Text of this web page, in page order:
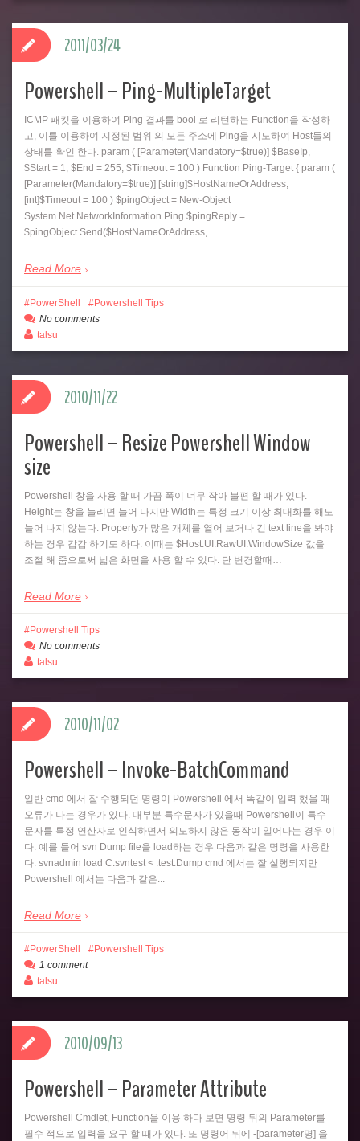
Powershell – Ping-MultipleTarget
ICMP 패킷을 이용하여 Ping 결과를 bool 로 리턴하는 Function을 작성하
고, 이를 이용하여 지정된 범위 의 모든 주소에 Ping을 시도하여 Host들의
상태를 확인 한다. param ( [Parameter(Mandatory=$true)] $BaseIp,
$Start = 1, $End = 255, $Timeout = 100 ) Function Ping-Target { param (
[Parameter(Mandatory=$true)] [string]$HostNameOrAddress,
[int]$Timeout = 100 ) $pingObject = New-Object
System.Net.NetworkInformation.Ping $pingReply =
$pingObject.Send($HostNameOrAddress,…
Read More
2011/03/24
PowerShell
Powershell Tips
No comments
talsu
Powershell – Resize Powershell Window
size
Powershell 창을 사용 할 때 가끔 폭이 너무 작아 불편 할 때가 있다.
Height는 창을 늘리면 늘어 나지만 Width는 특정 크기 이상 최대화를 해도
늘어 나지 않는다. Property가 많은 개체를 열어 보거나 긴 text line을 봐야
하는 경우 갑갑 하기도 하다. 이때는 $Host.UI.RawUI.WindowSize 값을
조절 해 줌으로써 넓은 화면을 사용 할 수 있다. 단 변경할때…
Read More
2010/11/22
Powershell Tips
No comments
talsu
Powershell – Invoke-BatchCommand
일반 cmd 에서 잘 수행되던 명령이 Powershell 에서 똑같이 입력 했을 때
오류가 나는 경우가 있다. 대부분 특수문자가 있을때 Powershell이 특수
문자를 특정 연산자로 인식하면서 의도하지 않은 동작이 일어나는 경우 이
다. 예를 들어 svn Dump file을 load하는 경우 다음과 같은 명령을 사용한
다. svnadmin load C:svntest < .test.Dump cmd 에서는 잘 실행되지만
Powershell 에서는 다음과 같은...
Read More
2010/11/02
PowerShell
Powershell Tips
1 comment
talsu
Powershell – Parameter Attribute
Powershell Cmdlet, Function을 이용 하다 보면 명령 뒤의 Parameter를
필수 적으로 입력을 요구 할 때가 있다. 또 명령어 뒤에 -[parameter명] 을
2010/09/13